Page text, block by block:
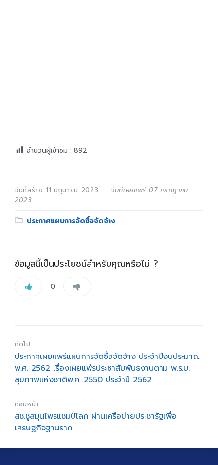
จำนวนผู้เข้าชม : 892
วันที่สร้าง 11 มิถุนายน 2023
วันที่เผยแพร่ 07 กรกฎาคม
2023
Category:
ประกาศแผนการจัดซื้อจัดจ้าง
ข้อมูลนี้เป็นประโยชน์สำหรับคุณหรือไม่ ?
0
ถัดไป
ประกาศเผยแพร่แผนการจัดซื้อจัดจ้าง ประจำปีงบประมาณ
พ.ศ. 2562 เรื่องเผยแพ่รประชาสัมพันธงานตาม พ.ร.บ.
สุขภาพแห่งชาติพ.ศ. 2550 ประจําปี 2562
ก่อนหน้า
สช.ชูสมุนไพรแชมป์โลก ผ่านเครือข่ายประชารัฐเพื่อ
เศรษฐกิจฐานราก